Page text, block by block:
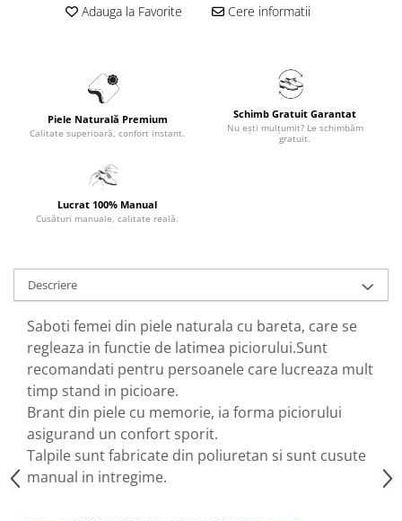
Adauga la Favorite Cere informatii
Piele Naturală Premium
Calitate superioară, confort instant.
Schimb Gratuit Garantat
Nu ești mulțumit? Le schimbăm
gratuit.
Lucrat 100% Manual
Cusături manuale, calitate reală.
Descriere
Saboti femei din piele naturala cu bareta, care se
regleaza in functie de latimea piciorului.Sunt
recomandati pentru persoanele care lucreaza mult
timp stand in picioare.
Brant din piele cu memorie, ia forma piciorului
asigurand un confort sporit.
Talpile sunt fabricate din poliuretan si sunt cusute
manual in intregime.